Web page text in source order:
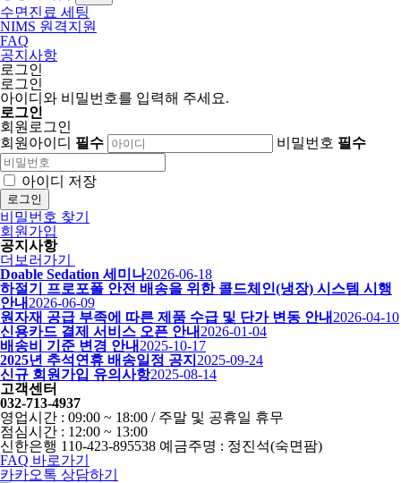
수면진료 세팅
NIMS 원격지원
FAQ
공지사항
로그인
로그인
아이디와 비밀번호를 입력해 주세요.
로그인
회원로그인
회원아이디 필수 비밀번호 필수
아이디 저장
로그인
비밀번호 찾기
회원가입
공지사항
더보러가기
Doable Sedation 세미나2026-06-18
하절기 프로포폴 안전 배송을 위한 콜드체인(냉장) 시스템 시행
안내 2026-06-09
원자재 공급 부족에 따른 제품 수급 및 단가 변동 안내 2026-04-10
신용카드 결제 서비스 오픈 안내 2026-01-04
배송비 기준 변경 안내 2025-10-17
2025년 추석연휴 배송일정 공지 2025-09-24
신규 회원가입 유의사항2025-08-14
고객센터
032-713-4937
영업시간 : 09:00 ~ 18:00 / 주말 및 공휴일 휴무
점심시간 : 12:00 ~ 13:00
신한은행 110-423-895538 예금주명 : 정진석(숙면팜)
FAQ 바로가기
카카오톡 상담하기